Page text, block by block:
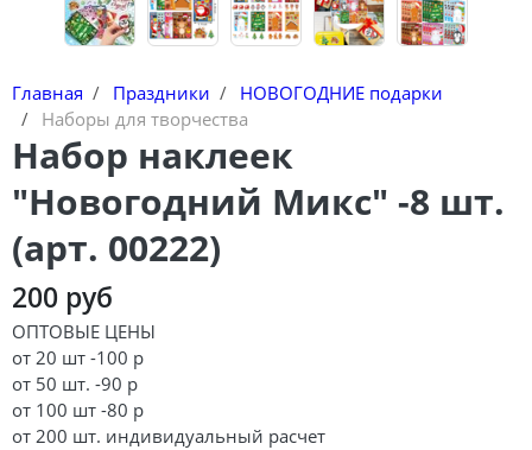
Главная Праздники
НОВОГОДНИЕ подарки
Наборы для творчества
Набор наклеек
"Новогодний Микс" -8 шт.
(арт. 00222)
200 руб
ОПТОВЫЕ ЦЕНЫ
от 20 шт -100 р
от 50 шт. -90 р
от 100 шт -80 р
от 200 шт. индивидуальный расчет